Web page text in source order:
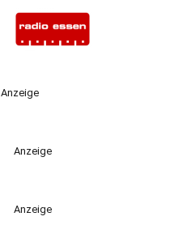
Anzeige
Anzeige
Anzeige